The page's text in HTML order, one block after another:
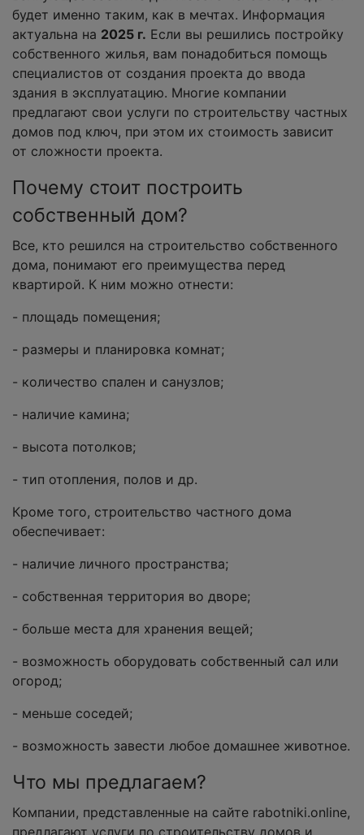
будет именно таким, как в мечтах. Информация
актуальна на 2025 г. Если вы решились постройку
собственного жилья, вам понадобиться помощь
специалистов от создания проекта до ввода
здания в эксплуатацию. Многие компании
предлагают свои услуги по строительству частных
домов под ключ, при этом их стоимость зависит
от сложности проекта.
Почему стоит построить
собственный дом?
Все, кто решился на строительство собственного
дома, понимают его преимущества перед
квартирой. К ним можно отнести:
- площадь помещения;
- размеры и планировка комнат;
- количество спален и санузлов;
- наличие камина;
- высота потолков;
- тип отопления, полов и др.
Кроме того, строительство частного дома
обеспечивает:
- наличие личного пространства;
- собственная территория во дворе;
- больше места для хранения вещей;
- возможность оборудовать собственный сал или
огород;
- меньше соседей;
- возможность завести любое домашнее животное.
Что мы предлагаем?
Компании, представленные на сайте rabotniki.online,
предлагают услуги по строительству домов и